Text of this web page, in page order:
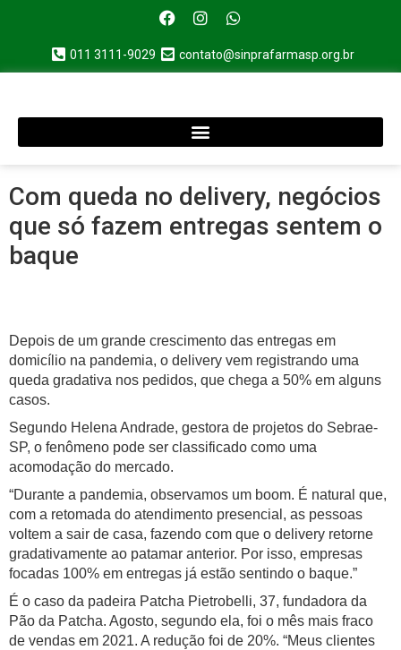
011 3111-9029 contato@sinprafarmasp.org.br
Com queda no delivery, negócios
que só fazem entregas sentem o
baque
Depois de um grande crescimento das entregas em
domicílio na pandemia, o delivery vem registrando uma
queda gradativa nos pedidos, que chega a 50% em alguns
casos.
Segundo Helena Andrade, gestora de projetos do Sebrae-
SP, o fenômeno pode ser classificado como uma
acomodação do mercado.
“Durante a pandemia, observamos um boom. É natural que,
com a retomada do atendimento presencial, as pessoas
voltem a sair de casa, fazendo com que o delivery retorne
gradativamente ao patamar anterior. Por isso, empresas
focadas 100% em entregas já estão sentindo o baque.”
É o caso da padeira Patcha Pietrobelli, 37, fundadora da
Pão da Patcha. Agosto, segundo ela, foi o mês mais fraco
de vendas em 2021. A redução foi de 20%. “Meus clientes